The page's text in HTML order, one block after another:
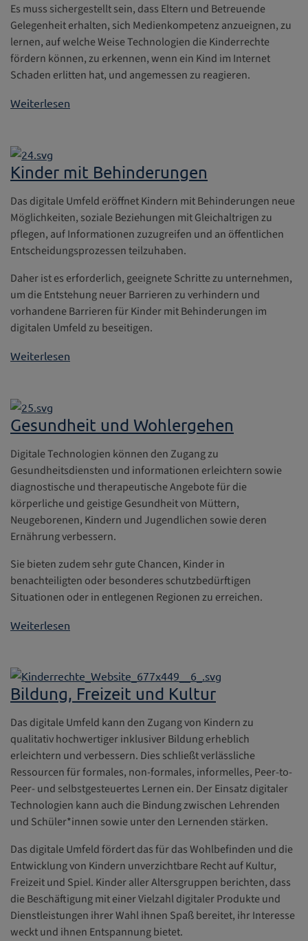
Es muss sichergestellt sein, dass Eltern und Betreuende
Gelegenheit erhalten, sich Medienkompetenz anzueignen, zu
lernen, auf welche Weise Technologien die Kinderrechte
fördern können, zu erkennen, wenn ein Kind im Internet
Schaden erlitten hat, und angemessen zu reagieren.
Weiterlesen
Kinder mit Behinderungen
Das digitale Umfeld eröffnet Kindern mit Behinderungen neue
Möglichkeiten, soziale Beziehungen mit Gleichaltrigen zu
pflegen, auf Informationen zuzugreifen und an öffentlichen
Entscheidungsprozessen teilzuhaben.
Daher ist es erforderlich, geeignete Schritte zu unternehmen,
um die Entstehung neuer Barrieren zu verhindern und
vorhandene Barrieren für Kinder mit Behinderungen im
digitalen Umfeld zu beseitigen.
Weiterlesen
Gesundheit und Wohlergehen
Digitale Technologien können den Zugang zu
Gesundheitsdiensten und informationen erleichtern sowie
diagnostische und therapeutische Angebote für die
körperliche und geistige Gesundheit von Müttern,
Neugeborenen, Kindern und Jugendlichen sowie deren
Ernährung verbessern.
Sie bieten zudem sehr gute Chancen, Kinder in
benachteiligten oder besonderes schutzbedürftigen
Situationen oder in entlegenen Regionen zu erreichen.
Weiterlesen
Bildung, Freizeit und Kultur
Das digitale Umfeld kann den Zugang von Kindern zu
qualitativ hochwertiger inklusiver Bildung erheblich
erleichtern und verbessern. Dies schließt verlässliche
Ressourcen für formales, non-formales, informelles, Peer-to-
Peer- und selbstgesteuertes Lernen ein. Der Einsatz digitaler
Technologien kann auch die Bindung zwischen Lehrenden
und Schüler*innen sowie unter den Lernenden stärken.
Das digitale Umfeld fördert das für das Wohlbefinden und die
Entwicklung von Kindern unverzichtbare Recht auf Kultur,
Freizeit und Spiel. Kinder aller Altersgruppen berichten, dass
die Beschäftigung mit einer Vielzahl digitaler Produkte und
Dienstleistungen ihrer Wahl ihnen Spaß bereitet, ihr Interesse
weckt und ihnen Entspannung bietet.